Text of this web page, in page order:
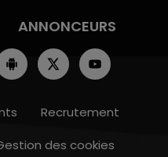
ANNONCEURS
Recrutement
des cookies